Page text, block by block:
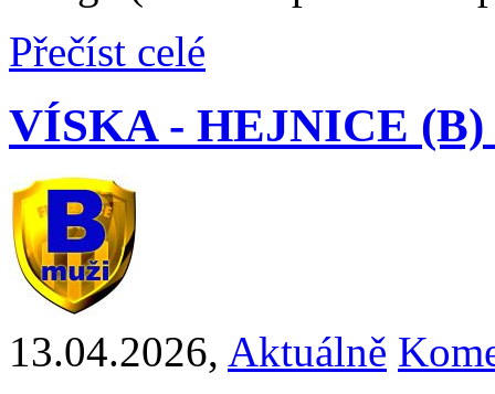
Přečíst celé
VÍSKA - HEJNICE (B)
13.04.2026, Aktuálně